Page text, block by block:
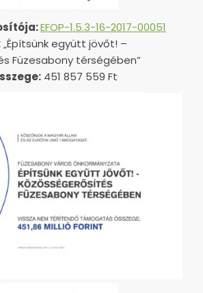
EFOP-1.5.3-16-2017-00051
„Építsünk együtt jövőt! –
Füzesabony térségében”
451 857 559 Ft